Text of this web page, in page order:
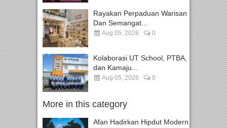
Rayakan Perpaduan Warisan
Dan Semangat...
Aug 05, 2026 0
Kolaborasi UT School, PTBA,
dan Kamaju...
Aug 05, 2026 0
More in this category
Afan Hadirkan Hipdut Modern...